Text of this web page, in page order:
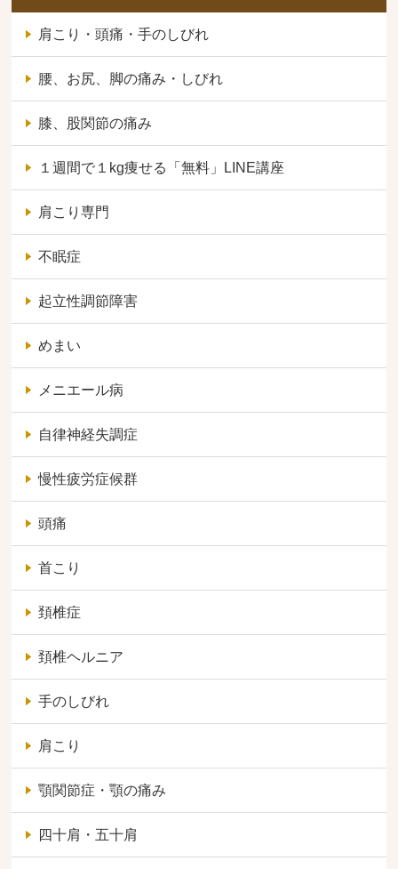
肩こり・頭痛・手のしびれ
腰、お尻、脚の痛み・しびれ
膝、股関節の痛み
１週間で１kg痩せる「無料」LINE講座
肩こり専門
不眠症
起立性調節障害
めまい
メニエール病
自律神経失調症
慢性疲労症候群
頭痛
首こり
頚椎症
頚椎ヘルニア
手のしびれ
肩こり
顎関節症・顎の痛み
四十肩・五十肩